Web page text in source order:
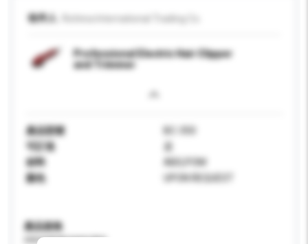
收件人
Professional Electric Hair Clipper
and Trimmer
產品型號
BC-350
可訂造
是
材料
ABS,POM
顏色
UPON REQUEST
產品規格
請提供您對產品的特定要求。